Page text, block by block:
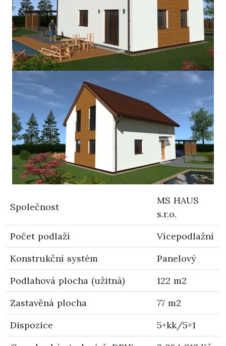
Společnost
MS HAUS
s.r.o.
Počet podlaží
Vícepodlažní
Konstrukční systém
Panelový
Podlahová plocha (užitná)
122 m2
Zastavěná plocha
77 m2
Dispozice
5+kk/5+1